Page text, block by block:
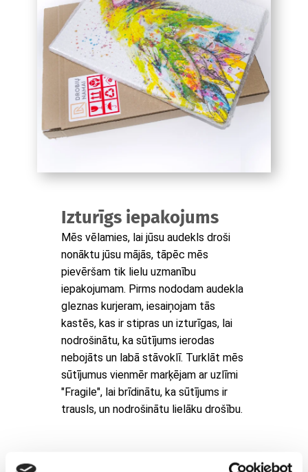
Izturīgs iepakojums
Mēs vēlamies, lai jūsu audekls droši
nonāktu jūsu mājās, tāpēc mēs
pievēršam tik lielu uzmanību
iepakojumam. Pirms nododam audekla
gleznas kurjeram, iesaiņojam tās
kastēs, kas ir stipras un izturīgas, lai
nodrošinātu, ka sūtījums ierodas
nebojāts un labā stāvoklī. Turklāt mēs
sūtījumus vienmēr marķējam ar uzlīmi
"Fragile", lai brīdinātu, ka sūtījums ir
trausls, un nodrošinātu lielāku drošību.